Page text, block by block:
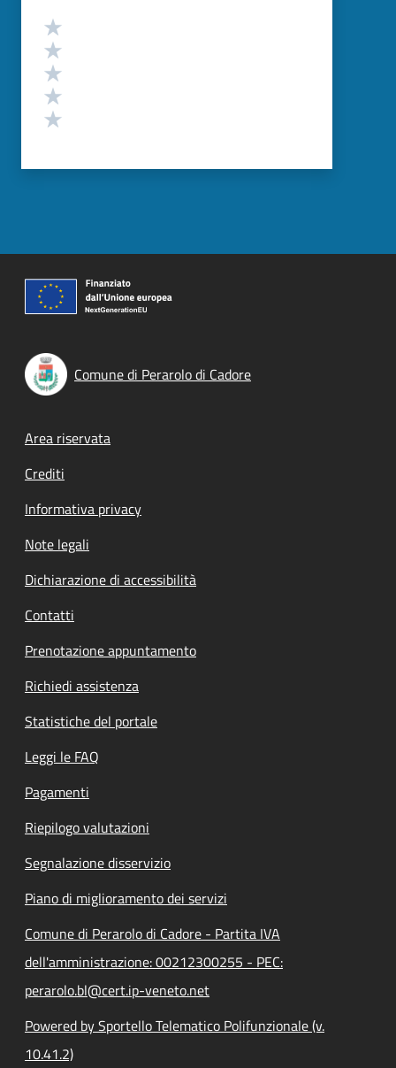
Valutazione
Comune di Perarolo di Cadore
Footer menu
Area riservata
Crediti
Informativa privacy
Note legali
Dichiarazione di accessibilità
Contatti
Prenotazione appuntamento
Richiedi assistenza
Statistiche del portale
Leggi le FAQ
Pagamenti
Riepilogo valutazioni
Segnalazione disservizio
Piano di miglioramento dei servizi
Comune di Perarolo di Cadore - Partita IVA
dell'amministrazione: 00212300255 - PEC:
perarolo.bl@cert.ip-veneto.net
Powered by Sportello Telematico Polifunzionale (v.
10.41.2)